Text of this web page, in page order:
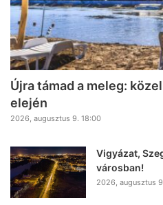
Újra támad a meleg:
elején
2026, augusztus 9. 18:00
Vigyázat,
városban!
2026, augusztus